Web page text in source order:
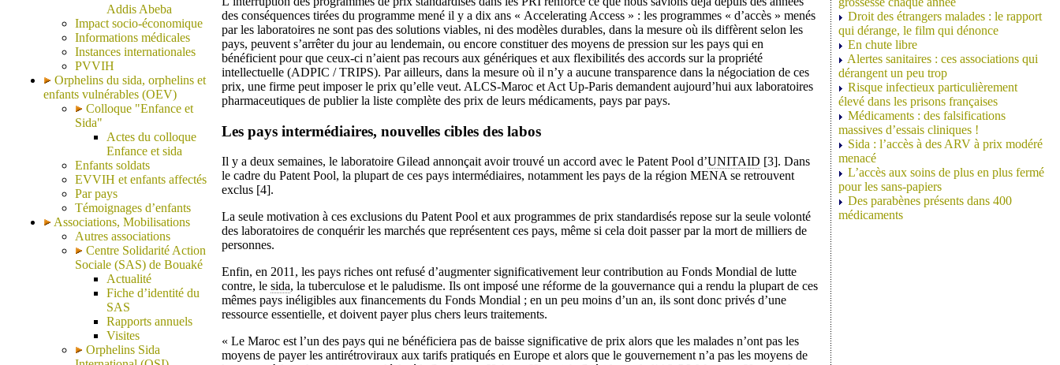
Addis Abeba
Impact socio-économique
Informations médicales
Instances internationales
PVVIH
Orphelins du sida, orphelins et
enfants vulnérables (OEV)
Colloque "Enfance et
Sida"
Actes du colloque
Enfance et sida
Enfants soldats
EVVIH et enfants affectés
Par pays
Témoignages d’enfants
Associations, Mobilisations
Autres associations
Centre Solidarité Action
Sociale (SAS) de Bouaké
Actualité
Fiche d’identité du
SAS
Rapports annuels
Visites
Orphelins Sida
des conséquences tirées du programme mené il y a dix ans « Accelerating Access » : les programmes « d’accès » menés
par les laboratoires ne sont pas des solutions viables, ni des modèles durables, dans la mesure où ils diffèrent selon les
pays, peuvent s’arrêter du jour au lendemain, ou encore constituer des moyens de pression sur les pays qui en
bénéficient pour que ceux-ci n’aient pas recours aux génériques et aux flexibilités des accords sur la propriété
intellectuelle (ADPIC / TRIPS). Par ailleurs, dans la mesure où il n’y a aucune transparence dans la négociation de ces
prix, une firme peut imposer le prix qu’elle veut. ALCS-Maroc et Act Up-Paris demandent aujourd’hui aux laboratoires
pharmaceutiques de publier la liste complète des prix de leurs médicaments, pays par pays.
Les pays intermédiaires, nouvelles cibles des labos
Il y a deux semaines, le laboratoire Gilead annonçait avoir trouvé un accord avec le Patent Pool d’UNITAID [3]. Dans
le cadre du Patent Pool, la plupart de ces pays intermédiaires, notamment les pays de la région MENA se retrouvent
exclus [4].
La seule motivation à ces exclusions du Patent Pool et aux programmes de prix standardisés repose sur la seule volonté
des laboratoires de conquérir les marchés que représentent ces pays, même si cela doit passer par la mort de milliers de
personnes.
Enfin, en 2011, les pays riches ont refusé d’augmenter significativement leur contribution au Fonds Mondial de lutte
contre, le sida, la tuberculose et le paludisme. Ils ont imposé une réforme de la gouvernance qui a rendu la plupart de ces
mêmes pays inéligibles aux financements du Fonds Mondial ; en un peu moins d’un an, ils sont donc privés d’une
ressource essentielle, et doivent payer plus chers leurs traitements.
« Le Maroc est l’un des pays qui ne bénéficiera pas de baisse significative de prix alors que les malades n’ont pas les
moyens de payer les antirétroviraux aux tarifs pratiqués en Europe et alors que le gouvernement n’a pas les moyens de
Droit des étrangers malades : le rapport
qui dérange, le film qui dénonce
En chute libre
Alertes sanitaires : ces associations qui
dérangent un peu trop
Risque infectieux particulièrement
élevé dans les prisons françaises
Médicaments : des falsifications
massives d’essais cliniques !
Sida : l’accès à des ARV à prix modéré
menacé
L’accès aux soins de plus en plus fermé
pour les sans-papiers
Des parabènes présents dans 400
médicaments